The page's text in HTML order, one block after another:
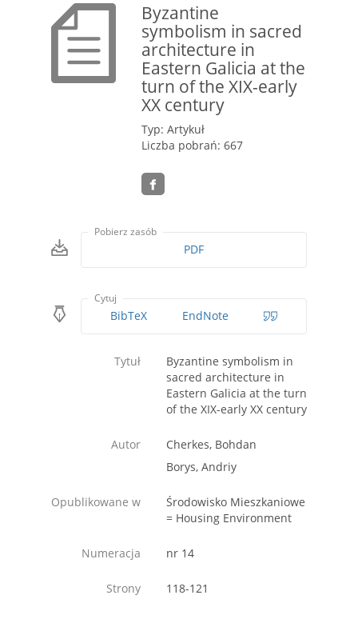
Byzantine
symbolism in sacred
architecture in
Eastern Galicia at the
turn of the XIX-early
XX century
Typ: Artykuł
Liczba pobrań: 667
Pobierz zasób
PDF
Cytuj
BibTeX EndNote
Tytuł
Byzantine symbolism in
sacred architecture in
Eastern Galicia at the turn
of the XIX-early XX century
Autor
Cherkes, Bohdan
Borys, Andriy
Opublikowane w
Środowisko Mieszkaniowe
= Housing Environment
Numeracja nr 14
Strony 118-121